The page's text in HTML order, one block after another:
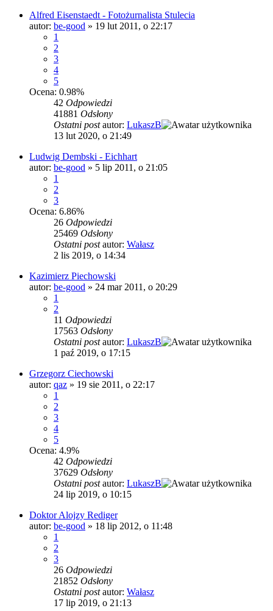
Alfred Eisenstaedt - Fotożurnalista Stulecia
autor: be-good » 19 lut 2011, o 22:17
1
2
3
4
5
Ocena: 0.98%
42 Odpowiedzi
41881 Odsłony
Ostatni postautor: LukaszB
13 lut 2020, o 21:49
Ludwig Dembski - Eichhart
autor: be-good » 5 lip 2011, o 21:05
1
2
3
Ocena: 6.86%
26 Odpowiedzi
25469 Odsłony
Ostatni postautor: Wałasz
2 lis 2019, o 14:34
Kazimierz Piechowski
autor: be-good » 24 mar 2011, o 20:29
1
2
11 Odpowiedzi
17563 Odsłony
Ostatni postautor: LukaszB
1 paź 2019, o 17:15
Grzegorz Ciechowski
autor: qaz » 19 sie 2011, o 22:17
1
2
3
4
5
Ocena: 4.9%
42 Odpowiedzi
37629 Odsłony
Ostatni postautor: LukaszB
24 lip 2019, o 10:15
Doktor Alojzy Rediger
autor: be-good » 18 lip 2012, o 11:48
1
2
3
26 Odpowiedzi
21852 Odsłony
Ostatni postautor: Wałasz
17 lip 2019, o 21:13